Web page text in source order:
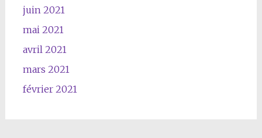
juin 2021
mai 2021
avril 2021
mars 2021
février 2021